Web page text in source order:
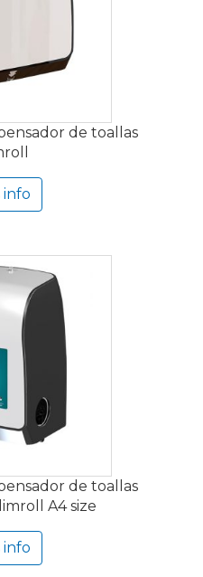
de toallas
info
de toallas
A4 size
info